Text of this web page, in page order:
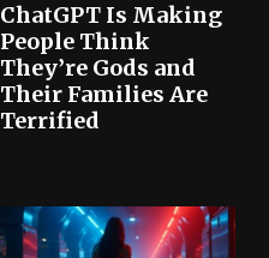
ChatGPT Is Making
People Think
They’re Gods and
Their Families Are
Terrified